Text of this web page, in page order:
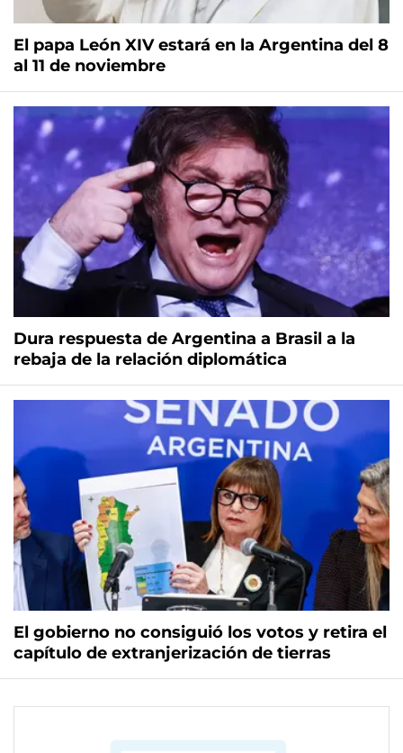
El papa León XIV estará en la Argentina del 8
al 11 de noviembre
Dura respuesta de Argentina a Brasil a la
rebaja de la relación diplomática
El gobierno no consiguió los votos y retira el
capítulo de extranjerización de tierras